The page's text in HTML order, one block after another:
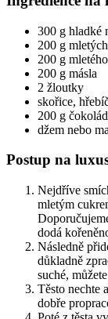
300 g hladké
200 g
200 g
200 g másla
2 žloutky
skořice,
200 g
džem nebo
Postup na
Nejdříve
mletým
dodá
Následně
důkladně
suché,
Těsto nechte
dobře